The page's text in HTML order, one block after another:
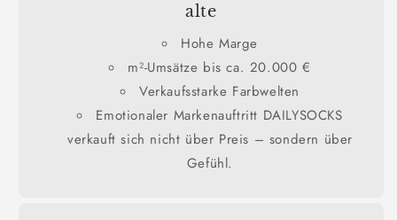
alte
Hohe Marge
m²-Umsätze bis ca. 20.000 €
Verkaufsstarke Farbwelten
Emotionaler Markenauftritt DAILYSOCKS
verkauft sich nicht über Preis – sondern über
Gefühl.